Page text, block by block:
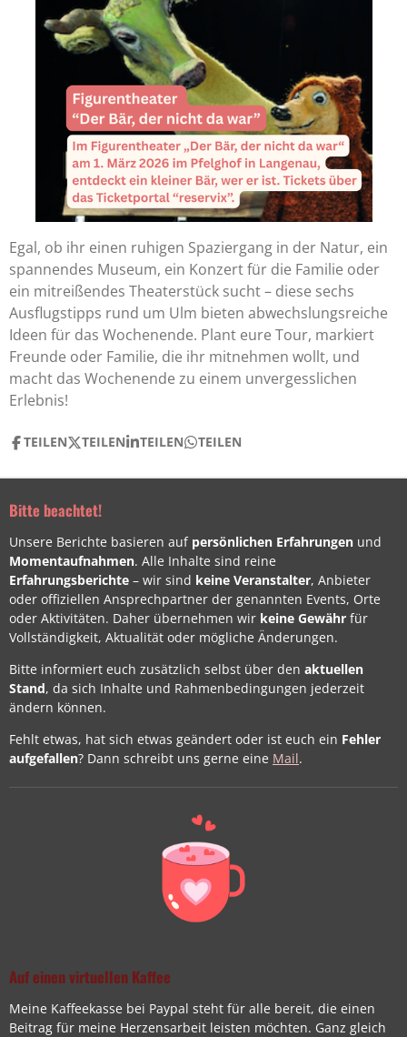
Egal, ob ihr einen ruhigen Spaziergang in der Natur, ein
spannendes Museum, ein Konzert für die Familie oder
ein mitreißendes Theaterstück sucht – diese sechs
Ausflugstipps rund um Ulm bieten abwechslungsreiche
Ideen für das Wochenende. Plant eure Tour, markiert
Freunde oder Familie, die ihr mitnehmen wollt, und
macht das Wochenende zu einem unvergesslichen
Erlebnis!
TEILEN TEILEN TEILEN TEILEN
Bitte beachtet!
Unsere Berichte basieren auf persönlichen Erfahrungen und
Momentaufnahmen. Alle Inhalte sind reine
Erfahrungsberichte – wir sind keine Veranstalter, Anbieter
oder offiziellen Ansprechpartner der genannten Events, Orte
oder Aktivitäten. Daher übernehmen wir keine Gewähr für
Vollständigkeit, Aktualität oder mögliche Änderungen.
Bitte informiert euch zusätzlich selbst über den aktuellen
Stand, da sich Inhalte und Rahmenbedingungen jederzeit
ändern können.
Fehlt etwas, hat sich etwas geändert oder ist euch ein Fehler
aufgefallen? Dann schreibt uns gerne eine Mail.
Auf einen virtuellen Kaffee
Meine Kaffeekasse bei Paypal steht für alle bereit, die einen
Beitrag für meine Herzensarbeit leisten möchten. Ganz gleich